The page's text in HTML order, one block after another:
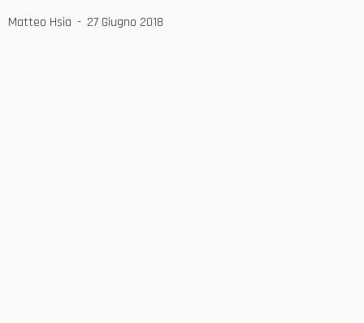
Matteo Hsia 27 Giugno 2018